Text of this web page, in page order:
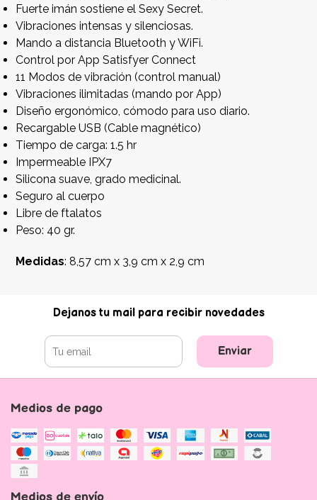
Fuerte imán sostiene el Sexy Secret.
Vibraciones intensas y silenciosas.
Mando a distancia Bluetooth y WiFi.
Control por App Satisfyer Connect
11 Modos de vibración (control manual)
Vibraciones ilimitadas (mando por App)
Diseño ergonómico, cómodo para uso diario.
Recargable USB (Cable magnético)
Tiempo de carga: 1.5 hr
Impermeable IPX7
Silicona suave, grado medicinal.
Seguro al cuerpo
Libre de ftalatos
Peso: 40 gr.
Medidas: 8,57 cm x 3,9 cm x 2,9 cm
Dejanos tu mail para recibir novedades
Enviar
Medios de pago